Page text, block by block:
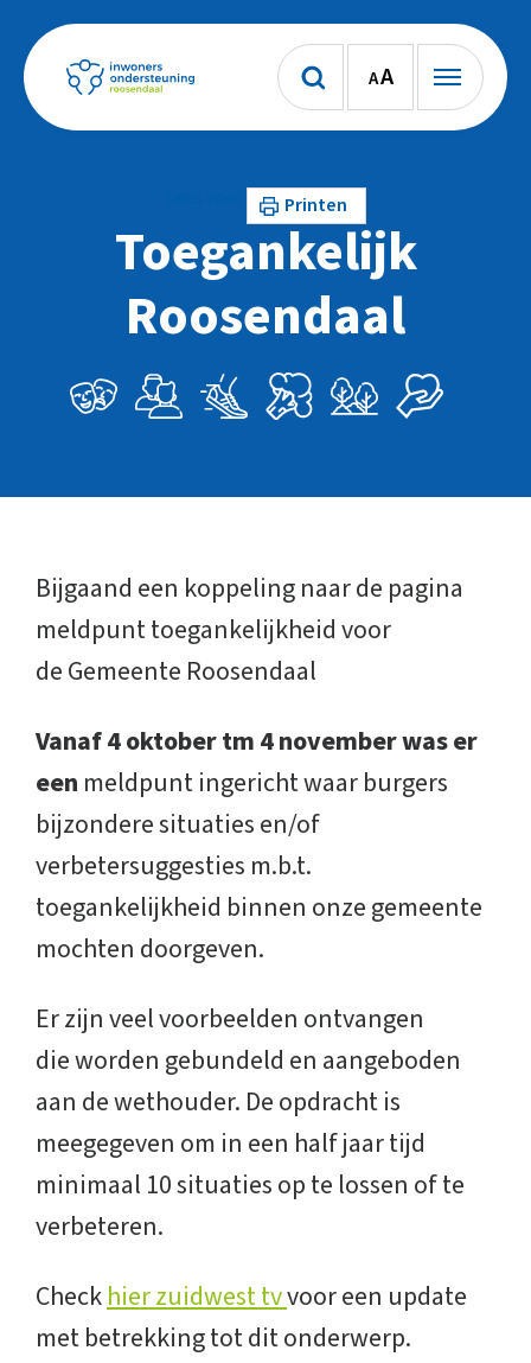
AA
Printen
Toegankelijk
Roosendaal
Bijgaand een koppeling naar de pagina
meldpunt toegankelijkheid voor
de Gemeente Roosendaal
Vanaf 4 oktober tm 4 november was er
een meldpunt ingericht waar burgers
bijzondere situaties en/of
verbetersuggesties m.b.t.
toegankelijkheid binnen onze gemeente
mochten doorgeven.
Er zijn veel voorbeelden ontvangen
die worden gebundeld en aangeboden
aan de wethouder. De opdracht is
meegegeven om in een half jaar tijd
minimaal 10 situaties op te lossen of te
verbeteren.
Checkhier zuidwest tvvoor een update
met betrekking tot dit onderwerp.